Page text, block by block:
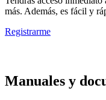
más. Además, es fácil y
Registrarme
Manuales y